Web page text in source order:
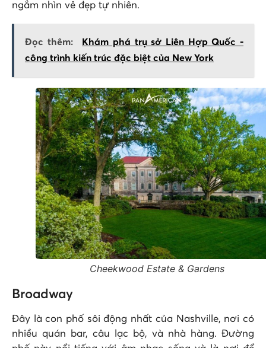
ngắm nhìn vẻ đẹp tự nhiên.
Đọc thêm:
Khám phá trụ sở Liên Hợp Quốc -
công trình kiến trúc đặc biệt của New York
Cheekwood Estate & Gardens
Broadway
Đây là con phố sôi động nhất của Nashville, nơi có
nhiều quán bar, câu lạc bộ, và nhà hàng. Đường